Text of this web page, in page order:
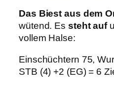
Das Biest aus dem
wütend. Es steht auf
vollem Halse:
Einschüchtern 75,
STB (4) +2 (EG) = 6